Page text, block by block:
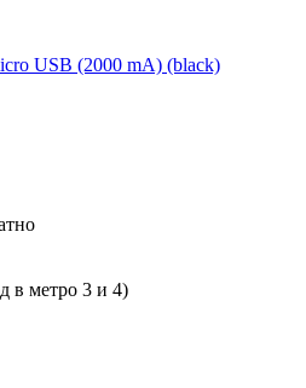
USB (2000 mA) (black)
в метро 3 и 4)